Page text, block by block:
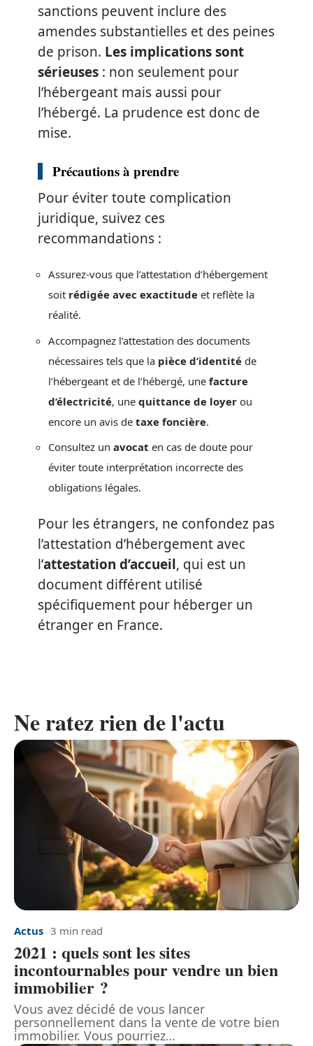
sanctions peuvent inclure des
amendes substantielles et des peines
de prison. Les implications sont
sérieuses : non seulement pour
l’hébergeant mais aussi pour
l’hébergé. La prudence est donc de
mise.
Précautions à prendre
Pour éviter toute complication
juridique, suivez ces
recommandations :
Assurez-vous que l’attestation d’hébergement
soit rédigée avec exactitude et reflète la
réalité.
Accompagnez l’attestation des documents
nécessaires tels que la pièce d’identité de
l’hébergeant et de l’hébergé, une facture
d’électricité, une quittance de loyer ou
encore un avis de taxe foncière.
Consultez un avocat en cas de doute pour
éviter toute interprétation incorrecte des
obligations légales.
Pour les étrangers, ne confondez pas
l’attestation d’hébergement avec
l’attestation d’accueil, qui est un
document différent utilisé
spécifiquement pour héberger un
étranger en France.
Ne ratez rien de l'actu
Actus 3 min read
2021 : quels sont les sites
incontournables pour vendre un bien
immobilier ?
Vous avez décidé de vous lancer
personnellement dans la vente de votre bien
immobilier. Vous pourriez…